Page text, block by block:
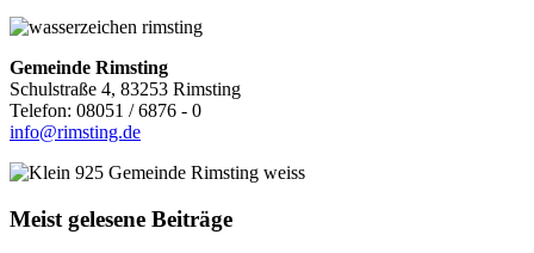
Gemeinde Rimsting
Schulstraße 4, 83253 Rimsting
Telefon: 08051 / 6876 - 0
info@rimsting.de
Meist gelesene Beiträge